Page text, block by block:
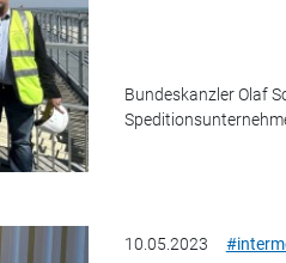
Bundeskanzler Olaf
10.05.2023